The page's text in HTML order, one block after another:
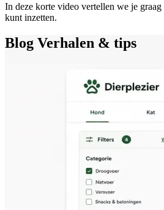
In deze korte video vertellen we je
kunt inzetten.
Blog Verhalen & tips